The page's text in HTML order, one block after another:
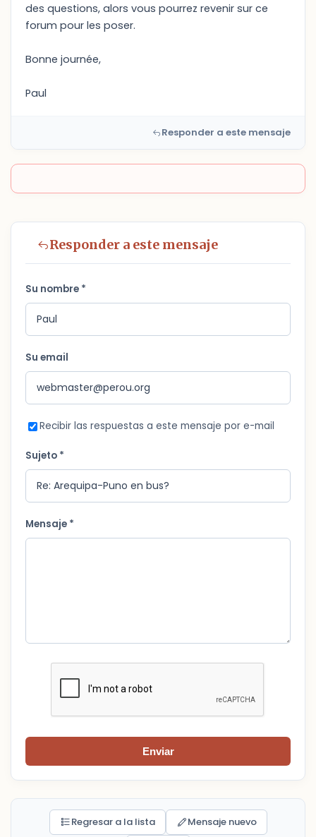
des questions, alors vous pourrez revenir sur ce
forum pour les poser.
Bonne journée,
Paul
Responder a este mensaje
Responder a este mensaje
Su nombre *
Su email
Recibir las respuestas a este mensaje por e-mail
Sujeto *
Mensaje *
Enviar
Regresar a la lista Mensaje nuevo